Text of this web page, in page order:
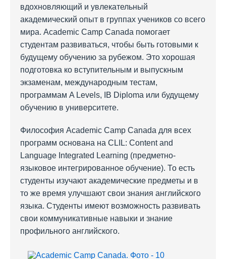
вдохновляющий и увлекательный
академический опыт в группах учеников со всего
мира. Academic Camp Canada помогает
студентам развиваться, чтобы быть готовыми к
будущему обучению за рубежом. Это хорошая
подготовка ко вступительным и выпускным
экзаменам, международным тестам,
программам A Levels, IB Diploma или будущему
обучению в университете.
Философия Academic Camp Canada для всех
программ основана на CLIL: Content and
Language Integrated Learning (предметно-
языковое интегрированное обучение). То есть
студенты изучают академические предметы и в
то же время улучшают свои знания английского
языка. Студенты имеют возможность развивать
свои коммуникативные навыки и знание
профильного английского.